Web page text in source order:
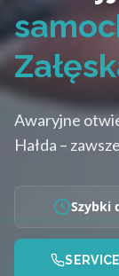
Awaryjne
Hałda –
Szybki